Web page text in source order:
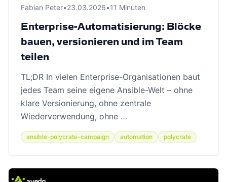
Fabian Peter•23.03.2026•11 Minuten
Enterprise-Automatisierung: Blöcke
bauen, versionieren und im Team
teilen
TL;DR In vielen Enterprise-Organisationen baut
jedes Team seine eigene Ansible-Welt – ohne
klare Versionierung, ohne zentrale
Wiederverwendung, ohne …
ansible-polycrate-campaign automation polycrate